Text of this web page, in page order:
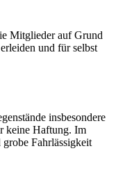
Mitglieder auf Grund
und für selbst
insbesondere
keine Haftung. Im
Fahrlässigkeit